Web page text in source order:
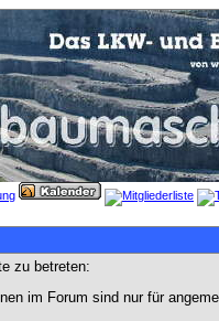
zu betreten:
im Forum sind nur für